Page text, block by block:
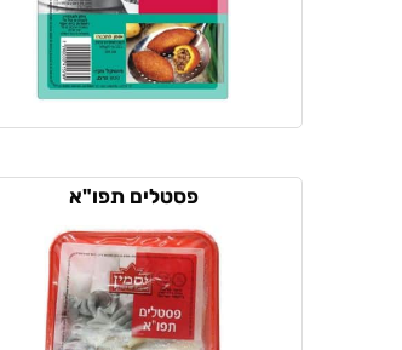
פסטלים תפו"א